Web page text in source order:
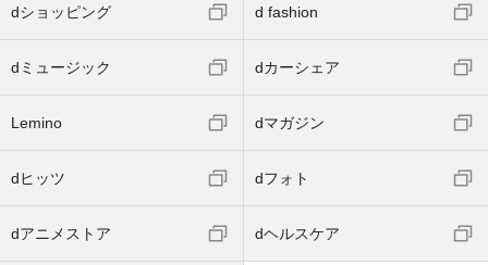
dショッピング d fashion
dミュージック dカーシェア
Lemino dマガジン
dヒッツ dフォト
dアニメストア dヘルスケア